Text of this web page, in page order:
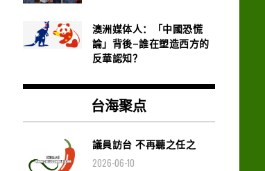
澳洲媒体人：「中國恐慌
論」背後–誰在塑造西方的
反華認知？
台海聚点
議員訪台 不再聽之任之
2026-06-10